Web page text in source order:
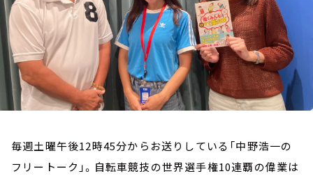
毎週土曜午後12時45分からお送りしている「中野浩一の
フリートーク」。自転車競技の世界選手権10連覇の偉業は